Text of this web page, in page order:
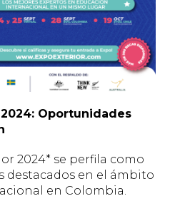
Oportunidades
2024* se perfila como
destacados en el ámbito
en Colombia.